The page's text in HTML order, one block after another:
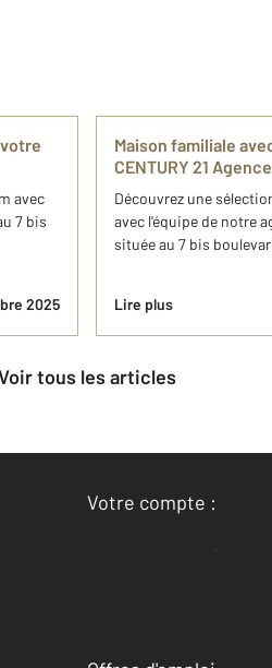
avec
7 bis
2025
Maison familiale
CENTURY 21
Découvrez une
avec l'équipe de notre
située au 7 bis
Lire plus
Voir tous les articles
Votre compte :
Accéder à mon